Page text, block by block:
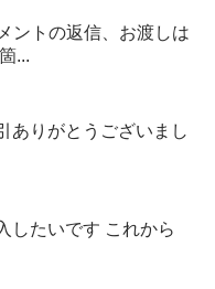
ントの返信、お渡しは
...
ありがとうございまし
したいです これから